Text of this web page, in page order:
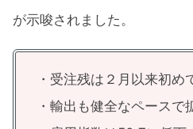
が示唆されました。
・受注残は２月以来初め
・輸出も健全なペースで